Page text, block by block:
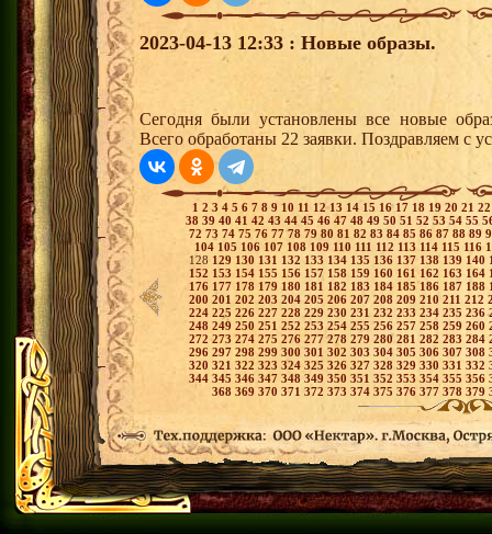
2023-04-13 12:33 : Новые образы.
Сегодня были установлены все новые
Всего обработаны 22 заявки. Поздравляем с
1 2 3 4 5 6 7 8 9 10 11 1213 14 15 16 17 18 19 20 21
38 39 40 41 42 43 44 45 46 47 48 49 50 51 52 53 54 55
72 73 74 75 76 7778 79 80 81 82 83 84 85 86 87 88 89
104 105 106 107 108 109 110 111 112 113 114 115 116
128 129 130 131 132 133 134 135 136 137 138 139 140
152 153 154 155 156 157 158 159 160 161 162 163 164
176 177 178 179 180 181 182 183 184 185186 187 188
200 201 202 203 204 205 206 207 208 209 210 211 212
224 225 226 227 228 229 230 231 232 233 234 235 236
248 249 250 251 252 253 254 255 256 257 258 259 260
272 273 274 275 276 277278 279 280 281 282 283 284
296 297 298 299 300 301 302 303 304 305 306 307 308
320 321 322 323 324 325 326 327 328 329 330 331 332
344 345 346 347 348 349 350 351 352 353 354 355 356
368 369 370 371 372 373 374 375 376 377 378 379